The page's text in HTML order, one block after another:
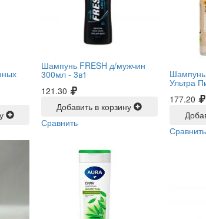
Шампунь FRESH д/мужчин
300мл - 3в1
121.30
Добавить в корзину
Сравнить
Шампунь
Ультра
177.20
Сравнить